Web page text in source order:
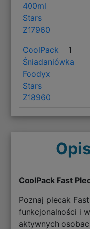
400ml
Stars
Z17960
CoolPack
Śniadaniówka
Foodyx
Stars
Z18960
1
CoolPack Fast
Poznaj plecak
funkcjonalności i
aktywnych